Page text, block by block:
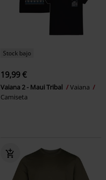
Stock bajo
19,99 €
Vaiana 2 - Maui Tribal
Vaiana
Camiseta